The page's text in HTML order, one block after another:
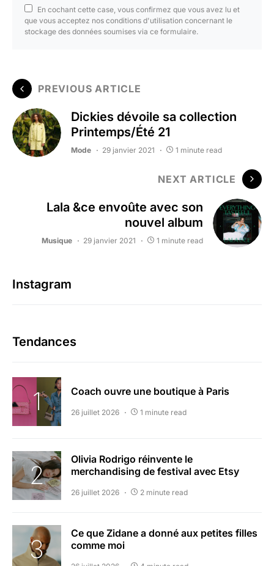
En cochant cette case, vous confirmez que vous avez lu et
que vous acceptez nos conditions d'utilisation concernant le
stockage des données soumises via ce formulaire.
PREVIOUS ARTICLE
Dickies dévoile sa collection
Printemps/Été 21
Mode 29 janvier 2021 1 minute read
NEXT ARTICLE
Lala &ce envoûte avec son
nouvel album
Musique 29 janvier 2021 1 minute read
Instagram
Tendances
Coach ouvre une boutique à Paris
26 juillet 2026 1 minute read
Olivia Rodrigo réinvente le
merchandising de festival avec Etsy
26 juillet 2026 2 minute read
Ce que Zidane a donné aux petites filles
comme moi